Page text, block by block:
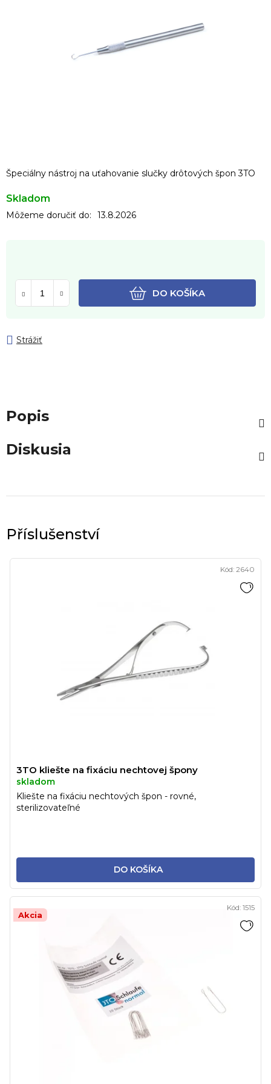
Špeciálny nástroj na uťahovanie slučky drôtových špon 3TO
Skladom
Môžeme doručiť do: 13.8.2026
DO KOŠÍKA
Strážiť
Popis
Diskusia
3TO kliešte na fixáciu nechtovej špony
skladom
DO KOŠÍKA
Kliešte na fixáciu nechtových špon - rovné,
sterilizovateľné
Kód: 2640
Akcia
Kód: 1515